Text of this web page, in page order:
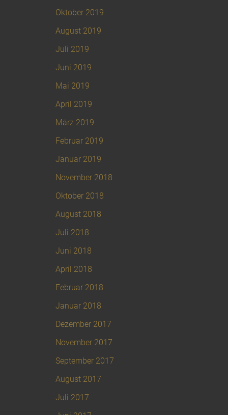
Oktober 2019
August 2019
Juli 2019
Juni 2019
Mai 2019
April 2019
März 2019
Februar 2019
Januar 2019
November 2018
Oktober 2018
August 2018
Juli 2018
Juni 2018
April 2018
Februar 2018
Januar 2018
Dezember 2017
November 2017
September 2017
August 2017
Juli 2017